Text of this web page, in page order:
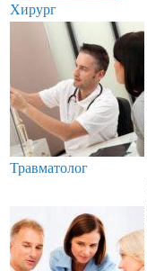
Хирург
Травматолог